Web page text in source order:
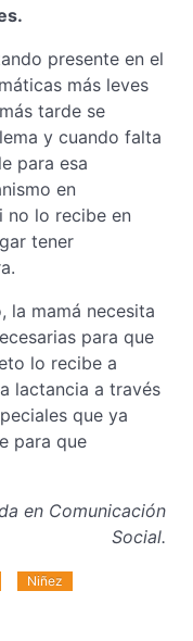
presente en el
más leves
tarde se
y cuando falta
para esa
en
no lo recibe en
tener
la mamá necesita
para que
lo recibe a
lactancia a través
que ya
para que
en Comunicación
Social.
Niñez